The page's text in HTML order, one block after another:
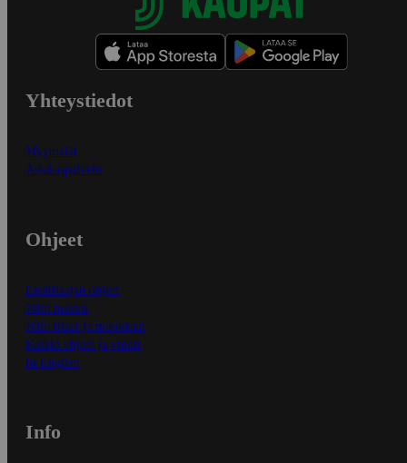
Yhteystiedot
Myymälät
Asiakaspalvelu
Ohjeet
Ensitilaajan ohjeet
Näin maksat
Näin tilaat ja muokkaat
Kaikki ohjeet ja vinkit
In English
Info